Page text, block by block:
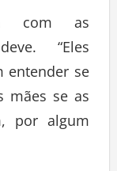
com as
“Eles
entender se
mães se as
por algum